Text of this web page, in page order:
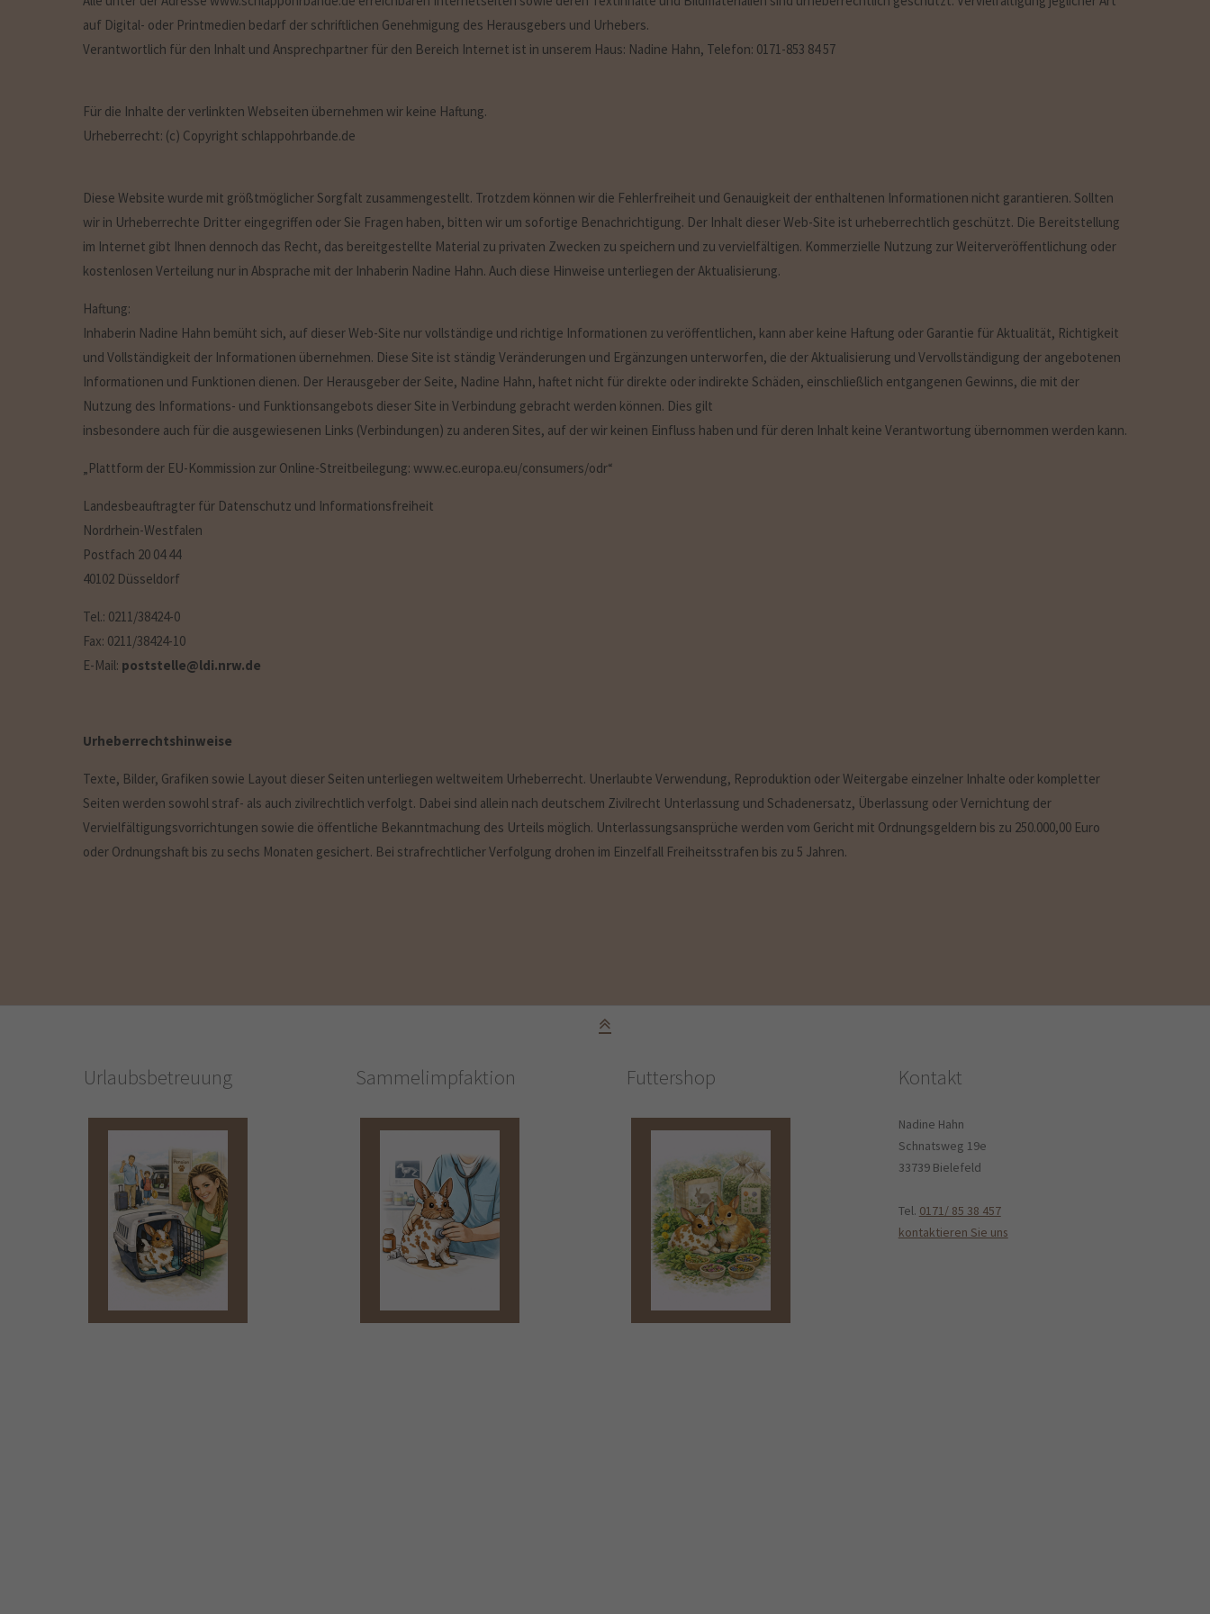
auf Digital- oder Printmedien bedarf der schriftlichen Genehmigung des Herausgebers und Urhebers.
Verantwortlich für den Inhalt und Ansprechpartner für den Bereich Internet ist in unserem Haus: Nadine Hahn, Telefon: 0171-853 84 57
Für die Inhalte der verlinkten Webseiten übernehmen wir keine Haftung.
Urheberrecht: (c) Copyright schlappohrbande.de
Diese Website wurde mit größtmöglicher Sorgfalt zusammengestellt. Trotzdem können wir die Fehlerfreiheit und Genauigkeit der enthaltenen Informationen nicht garantieren. Sollten
wir in Urheberrechte Dritter eingegriffen oder Sie Fragen haben, bitten wir um sofortige Benachrichtigung. Der Inhalt dieser Web-Site ist urheberrechtlich geschützt. Die Bereitstellung
im Internet gibt Ihnen dennoch das Recht, das bereitgestellte Material zu privaten Zwecken zu speichern und zu vervielfältigen. Kommerzielle Nutzung zur Weiterveröffentlichung oder
kostenlosen Verteilung nur in Absprache mit der Inhaberin Nadine Hahn. Auch diese Hinweise unterliegen der Aktualisierung.
Haftung:
Inhaberin Nadine Hahn bemüht sich, auf dieser Web-Site nur vollständige und richtige Informationen zu veröffentlichen, kann aber keine Haftung oder Garantie für Aktualität, Richtigkeit
und Vollständigkeit der Informationen übernehmen. Diese Site ist ständig Veränderungen und Ergänzungen unterworfen, die der Aktualisierung und Vervollständigung der angebotenen
Informationen und Funktionen dienen. Der Herausgeber der Seite, Nadine Hahn, haftet nicht für direkte oder indirekte Schäden, einschließlich entgangenen Gewinns, die mit der
Nutzung des Informations- und Funktionsangebots dieser Site in Verbindung gebracht werden können. Dies gilt
insbesondere auch für die ausgewiesenen Links (Verbindungen) zu anderen Sites, auf der wir keinen Einfluss haben und für deren Inhalt keine Verantwortung übernommen werden kann.
„Plattform der EU-Kommission zur Online-Streitbeilegung: www.ec.europa.eu/consumers/odr“
Landesbeauftragter für Datenschutz und Informationsfreiheit
Nordrhein-Westfalen
Postfach 20 04 44
40102 Düsseldorf
Tel.: 0211/38424-0
Fax: 0211/38424-10
E-Mail: poststelle@ldi.nrw.de
Urheberrechtshinweise
Texte, Bilder, Grafiken sowie Layout dieser Seiten unterliegen weltweitem Urheberrecht. Unerlaubte Verwendung, Reproduktion oder Weitergabe einzelner Inhalte oder kompletter
Seiten werden sowohl straf- als auch zivilrechtlich verfolgt. Dabei sind allein nach deutschem Zivilrecht Unterlassung und Schadenersatz, Überlassung oder Vernichtung der
Vervielfältigungsvorrichtungen sowie die öffentliche Bekanntmachung des Urteils möglich. Unterlassungsansprüche werden vom Gericht mit Ordnungsgeldern bis zu 250.000,00 Euro
oder Ordnungshaft bis zu sechs Monaten gesichert. Bei strafrechtlicher Verfolgung drohen im Einzelfall Freiheitsstrafen bis zu 5 Jahren.
Urlaubsbetreuung Sammelimpfaktion Futtershop Kontakt
Nadine Hahn
Schnatsweg 19e
33739 Bielefeld
Tel. 0171/ 85 38 457
kontaktieren Sie uns